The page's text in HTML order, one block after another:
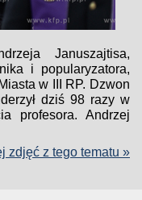
Januszajtisa,
i popularyzatora,
w III RP. Dzwon
dziś 98 razy w
profesora. Andrzej
zdjęć z tego tematu »